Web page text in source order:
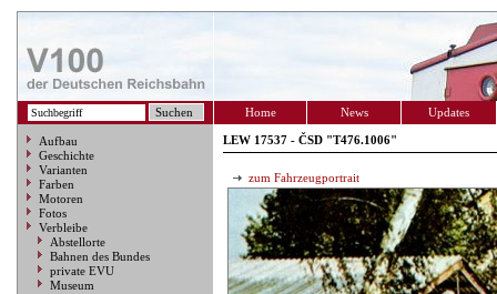
Home News Updates
Aufbau
Geschichte
Varianten
Farben
Motoren
Fotos
Verbleibe
Abstellorte
Bahnen des Bundes
private EVU
Museum
LEW 17537 - ČSD "T476.1006"
zum Fahrzeugportrait